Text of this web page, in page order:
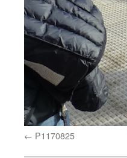
P1170825